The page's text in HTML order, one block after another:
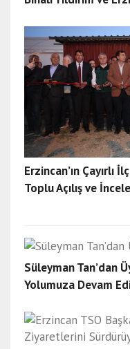
Erzincan’ın Çayırlı
Toplu Açılış ve
Süleyman Tan’dan
Yolumuza Devam